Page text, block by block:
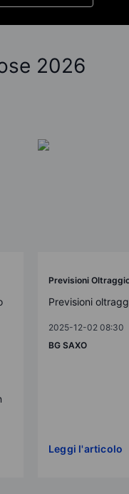
2026
Previsioni
Previsioni
2025-12-02 08:30
BG SAXO
Leggi l'articolo